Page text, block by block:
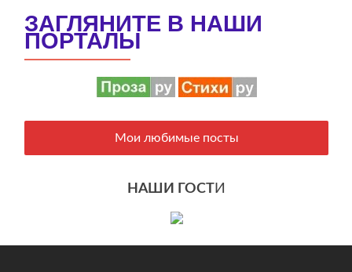
ЗАГЛЯНИТЕ В НАШИ
ПОРТАЛЫ
Мои любимые посты
НАШИ ГОСТИ